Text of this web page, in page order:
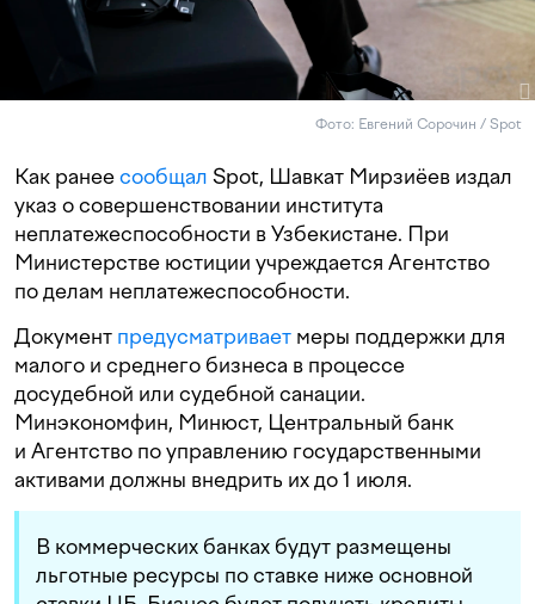
Фото: Евгений Сорочин / Spot
Как ранеесообщал Spot, Шавкат Мирзиёев издал
указ о совершенствовании института
неплатежеспособности в Узбекистане. При
Министерстве юстиции учреждается Агентство
по делам неплатежеспособности.
Документ предусматривает меры поддержки для
малого и среднего бизнеса в процессе
досудебной или судебной санации.
Минэкономфин, Минюст, Центральный банк
и Агентство по управлению государственными
активами должны внедрить их до 1 июля.
В коммерческих банках будут размещены
льготные ресурсы по ставке ниже основной